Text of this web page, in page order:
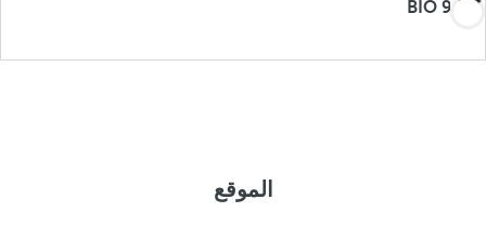
BIO 9000
الموقع